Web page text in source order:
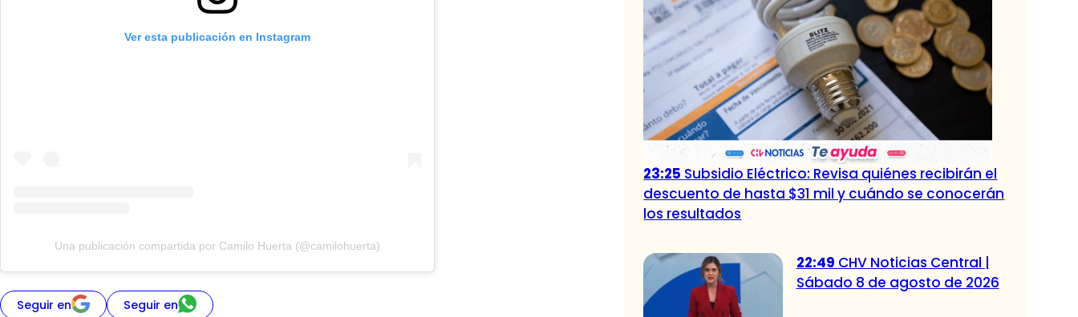
Ver esta publicación en Instagram
Una publicación compartida por Camilo Huerta (@camilohuerta)
Seguir en Seguir en
23:25 Subsidio Eléctrico: Revisa quiénes recibirán el
descuento de hasta $31 mil y cuándo se conocerán
los resultados
22:49 CHV Noticias Central |
Sábado 8 de agosto de 2026